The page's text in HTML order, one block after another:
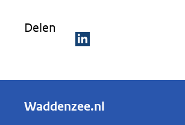
Delen
e
e
Waddenzee.nl